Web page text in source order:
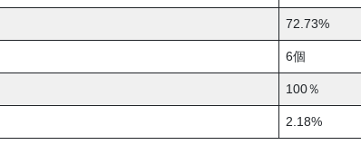
72.73%
6個
100％
2.18%